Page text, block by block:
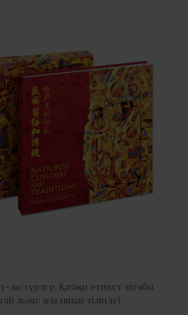
дәстүрлер. Қазақи этикет кітабы
және ағылшын тілінде)